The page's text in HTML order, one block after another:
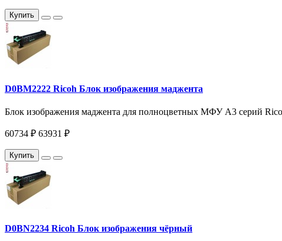
Купить
D0BM2222 Ricoh Блок изображения маджента
Блок изображения маджента для полноцветных МФУ A3 серий
60734 ₽ 63931 ₽
Купить
D0BN2234 Ricoh Блок изображения чёрный